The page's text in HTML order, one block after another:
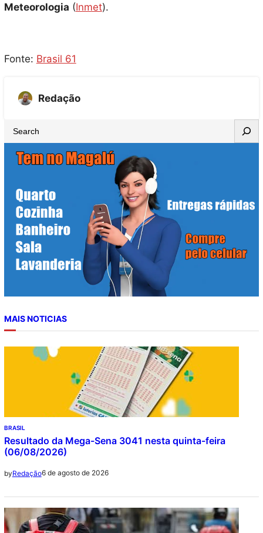
Meteorologia (Inmet).
Fonte: Brasil 61
Redação
e
MAIS NOTICIAS
BRASIL
Resultado da Mega-Sena 3041 nesta quinta-feira
(06/08/2026)
byRedação6 de agosto de 2026